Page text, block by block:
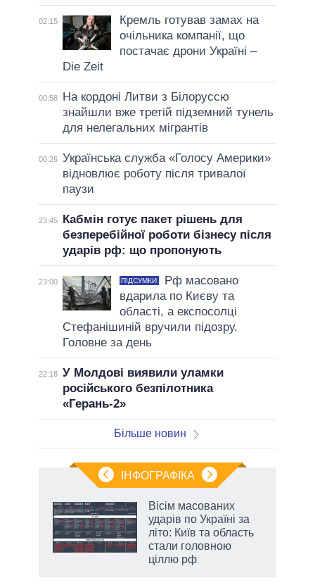
02:15
Кремль готував замах на
очільника компанії, що
постачає дрони Україні –
Die Zeit
00:58
На кордоні Литви з Білоруссю
знайшли вже третій підземний тунель
для нелегальних мігрантів
00:26 Українська служба «Голосу Америки»
відновлює роботу після тривалої
паузи
23:45
Кабмін готує пакет рішень для
безперебійної роботи бізнесу після
ударів рф: що пропонують
23:00 ПІДСУМКИ
Рф масовано
вдарила по Києву та
області, а експосолці
Стефанішиній вручили підозру.
Головне за день
22:18 У Молдові виявили уламки
російського безпілотника
«Герань-2»
Більше новин
ІНФОГРАФІКА
Вісім масованих
ударів по Україні за
літо: Київ та область
стали головною
ціллю рф